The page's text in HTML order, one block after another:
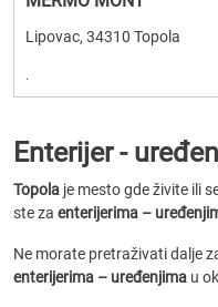
Lipovac, 34310 Topola
.
Enterijer -
Topola je mesto gde živite ili
ste za enterijerima –
Ne morate pretraživati dalje
enterijerima – uređenjima u